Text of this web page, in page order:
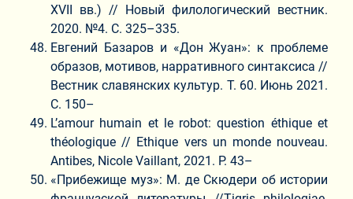
XVII вв.) // Новый филологический вестник.
2020. №4. С. 325–335.
Евгений Базаров и «Дон Жуан»: к проблеме
образов, мотивов, нарративного синтаксиса //
Вестник славянских культур. Т. 60. Июнь 2021.
С. 150–
L’amour humain et le robot: question éthique et
théologique // Ethique vers un monde nouveau.
Antibes, Nicole Vaillant, 2021. P. 43–
«Прибежище муз»: М. де Скюдери об истории